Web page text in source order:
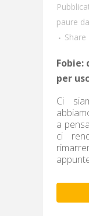
paure da
Share
Fobie:
per
Ci
a
ci